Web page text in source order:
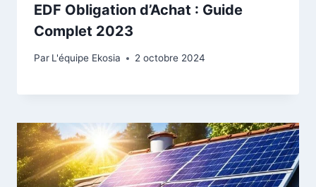
EDF Obligation d’Achat : Guide
Complet 2023
Par L'équipe Ekosia 2 octobre 2024